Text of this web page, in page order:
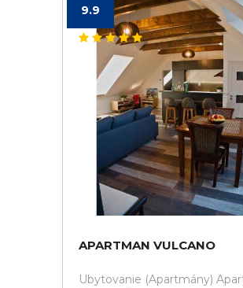
9.9
APARTMAN VULCANO
Ubytovanie (Apartmány)